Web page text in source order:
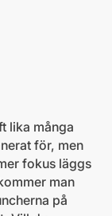
lika många
för, men
fokus läggs
man
på